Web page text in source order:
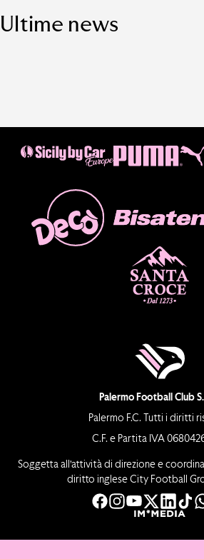
Ultime news
Palermo Football Club
Palermo F.C. Tutti i diritti
C.F. e Partita IVA
Soggetta all’attività di direzione e
diritto inglese City Football